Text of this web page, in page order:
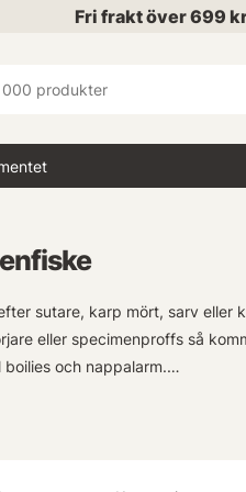
Fri frakt över 699
sutare, karp mört, sarv
eller specimenproffs så
och nappalarm.
fiskeutrustning för